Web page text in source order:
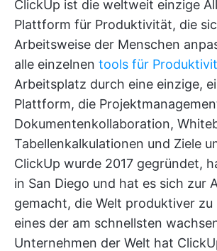
ClickUp ist die weltweit einzige
Plattform für Produktivität, die
Arbeitsweise der Menschen
alle einzelnen tools für
Arbeitsplatz durch eine einzige,
Plattform, die
Dokumentenkollaboration,
Tabellenkalkulationen und Ziele
ClickUp wurde 2017 gegründet,
in San Diego und hat es sich zur
gemacht, die Welt produktiver zu
eines der am schnellsten
Unternehmen der Welt hat